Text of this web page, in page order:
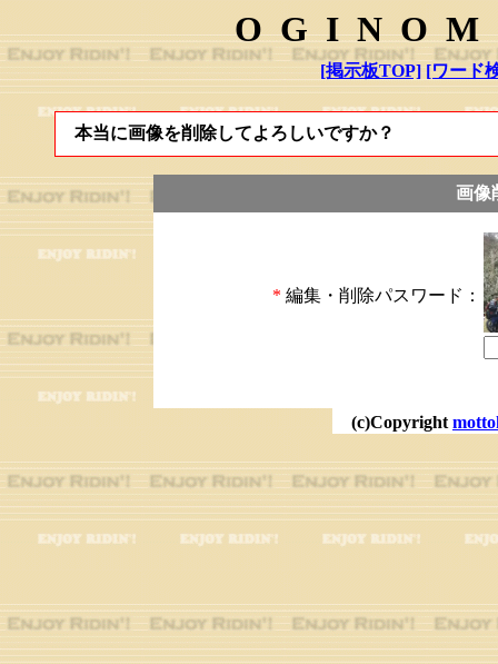
[掲示板TOP] [ワード
本当に画像を削除してよろしいですか？
画像
* 編集・削除パスワード：
(c)Copyright